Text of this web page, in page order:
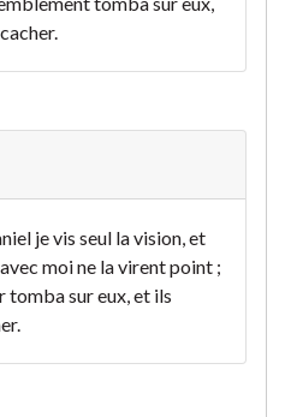
je vis seul la vision, et
moi ne la virent point ;
tomba sur eux, et ils